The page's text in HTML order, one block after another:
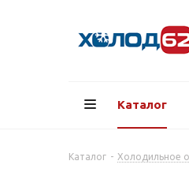
Каталог
Каталог - Холодильное